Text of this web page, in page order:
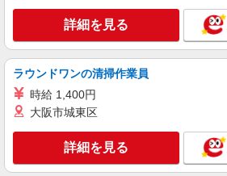
詳細を見る
ラウンドワンの清掃作業員
時給 1,400円
大阪市城東区
詳細を見る